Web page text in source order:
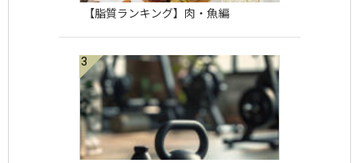
【脂質ランキング】肉・魚編